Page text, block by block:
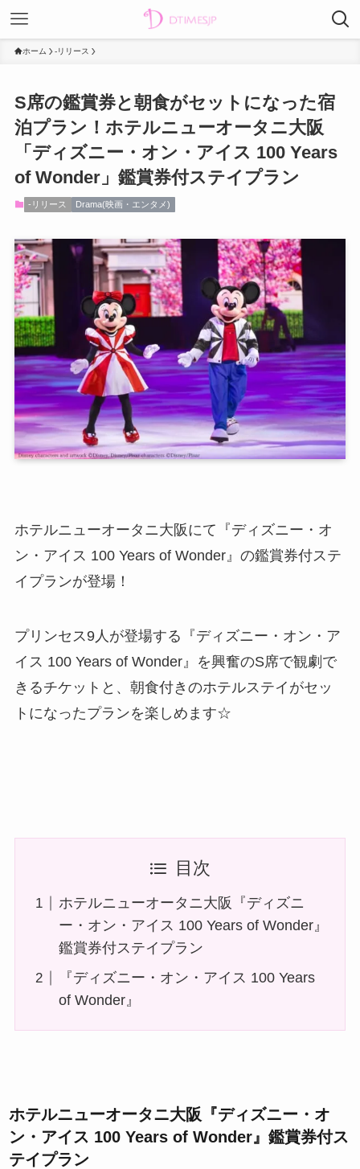
ホーム -リリース
S席の鑑賞券と朝食がセットになった宿
泊プラン！ホテルニューオータニ大阪
「ディズニー・オン・アイス 100 Years
of Wonder」鑑賞券付ステイプラン
-リリース Drama(映画・エンタメ)
ホテルニューオータニ大阪にて『ディズニー・オ
ン・アイス 100 Years of Wonder』の鑑賞券付ステ
イプランが登場！
プリンセス9人が登場する『ディズニー・オン・ア
イス 100 Years of Wonder』を興奮のS席で観劇で
きるチケットと、朝食付きのホテルステイがセッ
トになったプランを楽しめます☆
目次
ホテルニューオータニ大阪『ディズニ
ー・オン・アイス 100 Years of Wonder』
鑑賞券付ステイプラン
『ディズニー・オン・アイス 100 Years
of Wonder』
ホテルニューオータニ大阪『ディズニー・オ
ン・アイス 100 Years of Wonder』鑑賞券付ス
テイプラン